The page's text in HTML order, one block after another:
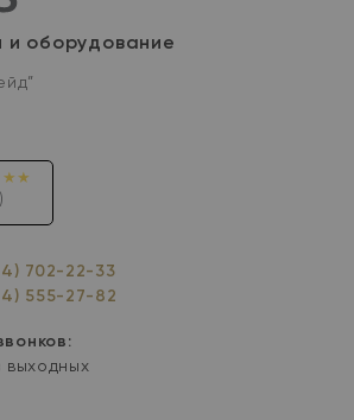
оборудование
)
702-22-33
555-27-82
выходных